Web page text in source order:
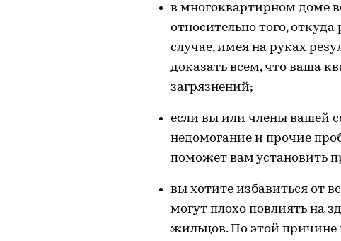
в многоквартирном доме
относительно того,
случае, имея на руках
доказать всем, что ваша
загрязнений;
если вы или члены вашей
недомогание и прочие
поможет вам установить
вы хотите избавиться от
могут плохо повлиять на
жильцов. По этой причине